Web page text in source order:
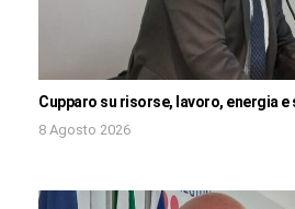
Cupparo su risorse, lavoro, energia e
8 Agosto 2026